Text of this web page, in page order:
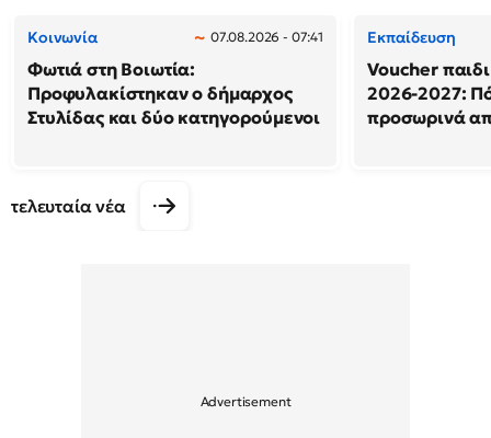
Κοινωνία 07.08.2026 - 07:41
Φωτιά στη Βοιωτία:
Προφυλακίστηκαν ο δήμαρχος
Στυλίδας και δύο κατηγορούμενοι
Εκπαίδευση
Voucher
2026-2027:
προσωρινά
τελευταία νέα